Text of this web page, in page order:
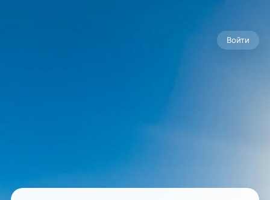
Войти